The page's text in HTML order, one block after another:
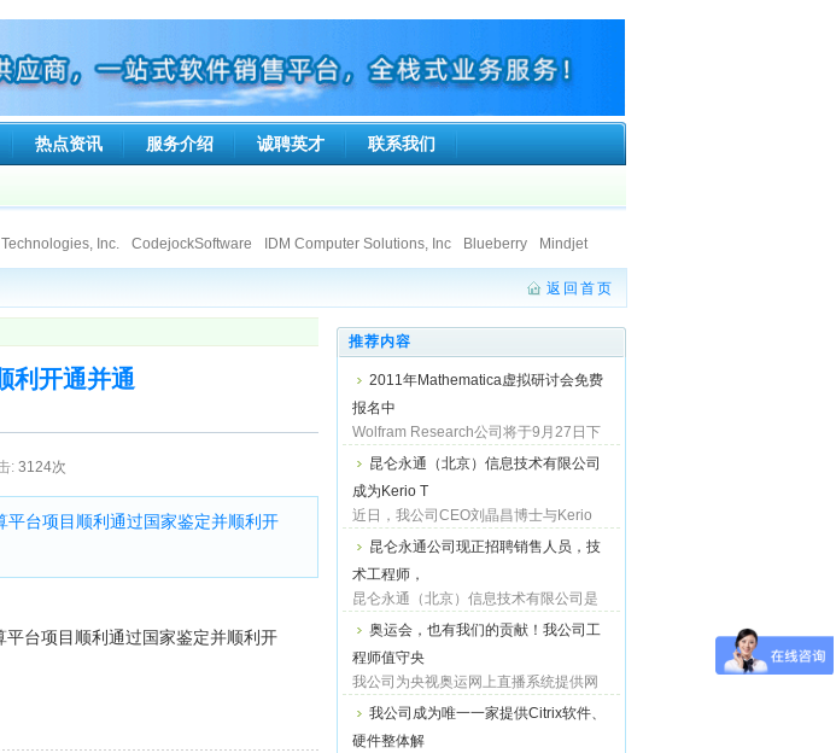
热点资讯 服务介绍 诚聘英才 联系我们
Inc. CodejockSoftware IDM Computer Solutions, Inc Blueberry
Mindjet
SpamTitan Viewer Central, Inc. ElcomSoft Co.Ltd.
Ionworx Technology
CAD/CAM Components, Inc. (3Ci)
Gnostice Information Technologies Private Limited.
Qbik New Zealand Limited
返回首页
利开通并通
: 3124次
台项目顺利通过国家鉴定并顺利开
台项目顺利通过国家鉴定并顺利开
推荐内容
2011年Mathematica虚拟研讨会免费
报名中
Wolfram Research公司将于9月27日下
午举行2011Mathematica在线研讨会，
会中将教您Mathematica的使用技巧，让
您将资料转为漂亮的视觉化图表或动画
程序，活动完全免费，欢迎注册参加！...
昆仑永通（北京）信息技术有限公司
成为Kerio T
近日，我公司CEO刘晶昌博士与Kerio
Technologies, Inc.亚太区总经理Abi
Vickram先生共同签署协议，昆仑永通旗
下的通用软件事业部
(http://www.softwarechn.com) 成为Kerio
昆仑永通公司现正招聘销售人员，技
术工程师，
昆仑永通（北京）信息技术有限公司是
一家集产品分销、科技开发、应用服务
技术支持于一体的高新科技信息产业企
业。 经过多年的积累，拥有强大的产品
支持和技术服务能力，为用户...
奥运会，也有我们的贡献！我公司工
程师值守央
我公司为央视奥运网上直播系统提供网
络管理与监控解决方案！ 我公司为央视
国际网站对北京2008年奥运会的网上直
播系统提供了网络设备和服务器的正常
我公司成为唯一一家提供Citrix软件、
硬件整体解